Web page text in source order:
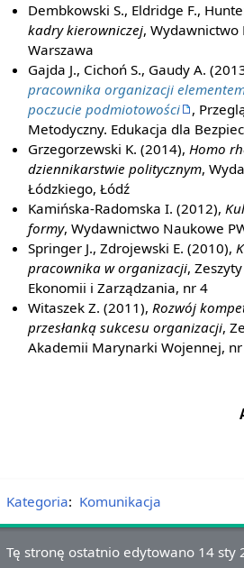
Dembkowski S., Eldridge F.,
kadry kierowniczej, Wydawnictwo
Warszawa
Gajda J., Cichoń S., Gaudy A.
pracownika organizacji
poczucie podmiotowości
,
Metodyczny. Edukacja dla
Grzegorzewski K. (2014),Homo
dziennikarstwie politycznym,
Łódzkiego, Łódź
Kamińska-Radomska I. (2012),
formy, Wydawnictwo Naukowe
Springer J., Zdrojewski E. (2010),
pracownika w organizacji,
Ekonomii i Zarządzania, nr 4
Witaszek Z. (2011),Rozwój
przesłanką sukcesu organizacji,
Akademii Marynarki Wojennej,
Kategoria: Komunikacja
Tę stronę ostatnio edytowano 14 sty